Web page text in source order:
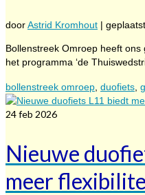
doorAstrid Kromhout |
Bollenstreek Omroep heeft
het programma ‘de
bollenstreek omroep duofiets
24feb 2026
Nieuwe
meer